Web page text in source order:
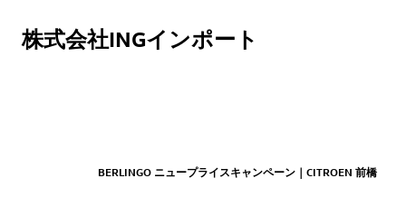
株式会社INGインポート
BERLINGO ニュープライスキャンペーン｜CITROEN 前橋